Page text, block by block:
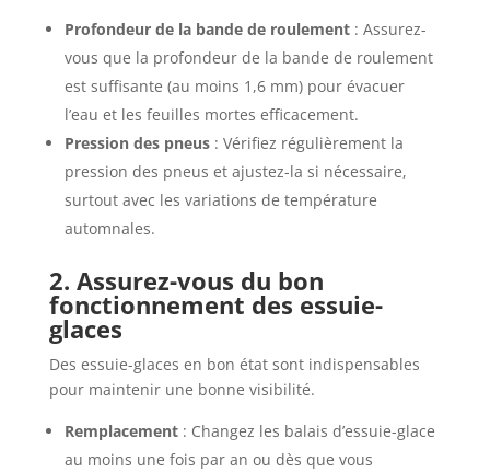
Profondeur de la bande de roulement: Assurez-
vous que la profondeur de la bande de roulement
est suffisante (au moins 1,6 mm) pour évacuer
l’eau et les feuilles mortes efficacement.
Pression des pneus: Vérifiez régulièrement la
pression des pneus et ajustez-la si nécessaire,
surtout avec les variations de température
automnales.
2. Assurez-vous du bon
fonctionnement des essuie-
glaces
Des essuie-glaces en bon état sont indispensables
pour maintenir une bonne visibilité.
Remplacement: Changez les balais d’essuie-glace
au moins une fois par an ou dès que vous